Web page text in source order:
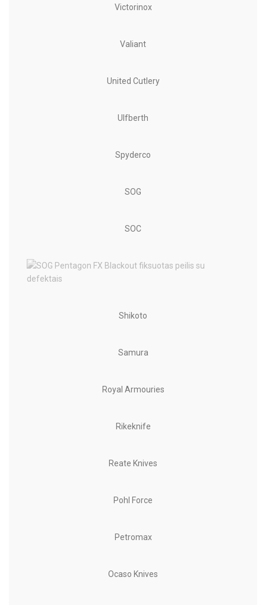
Victorinox
Valiant
United Cutlery
Ulfberth
Spyderco
SOG
SOC
Shikoto
Samura
Royal Armouries
Rikeknife
Reate Knives
Pohl Force
Petromax
Ocaso Knives